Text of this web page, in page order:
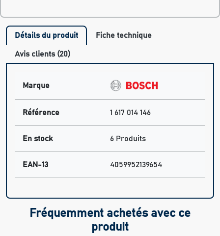
Détails du produit Fiche technique
Avis clients (20)
Marque
Référence 1 617 014 146
En stock 6 Produits
EAN-13 4059952139654
Fréquemment achetés avec ce
produit